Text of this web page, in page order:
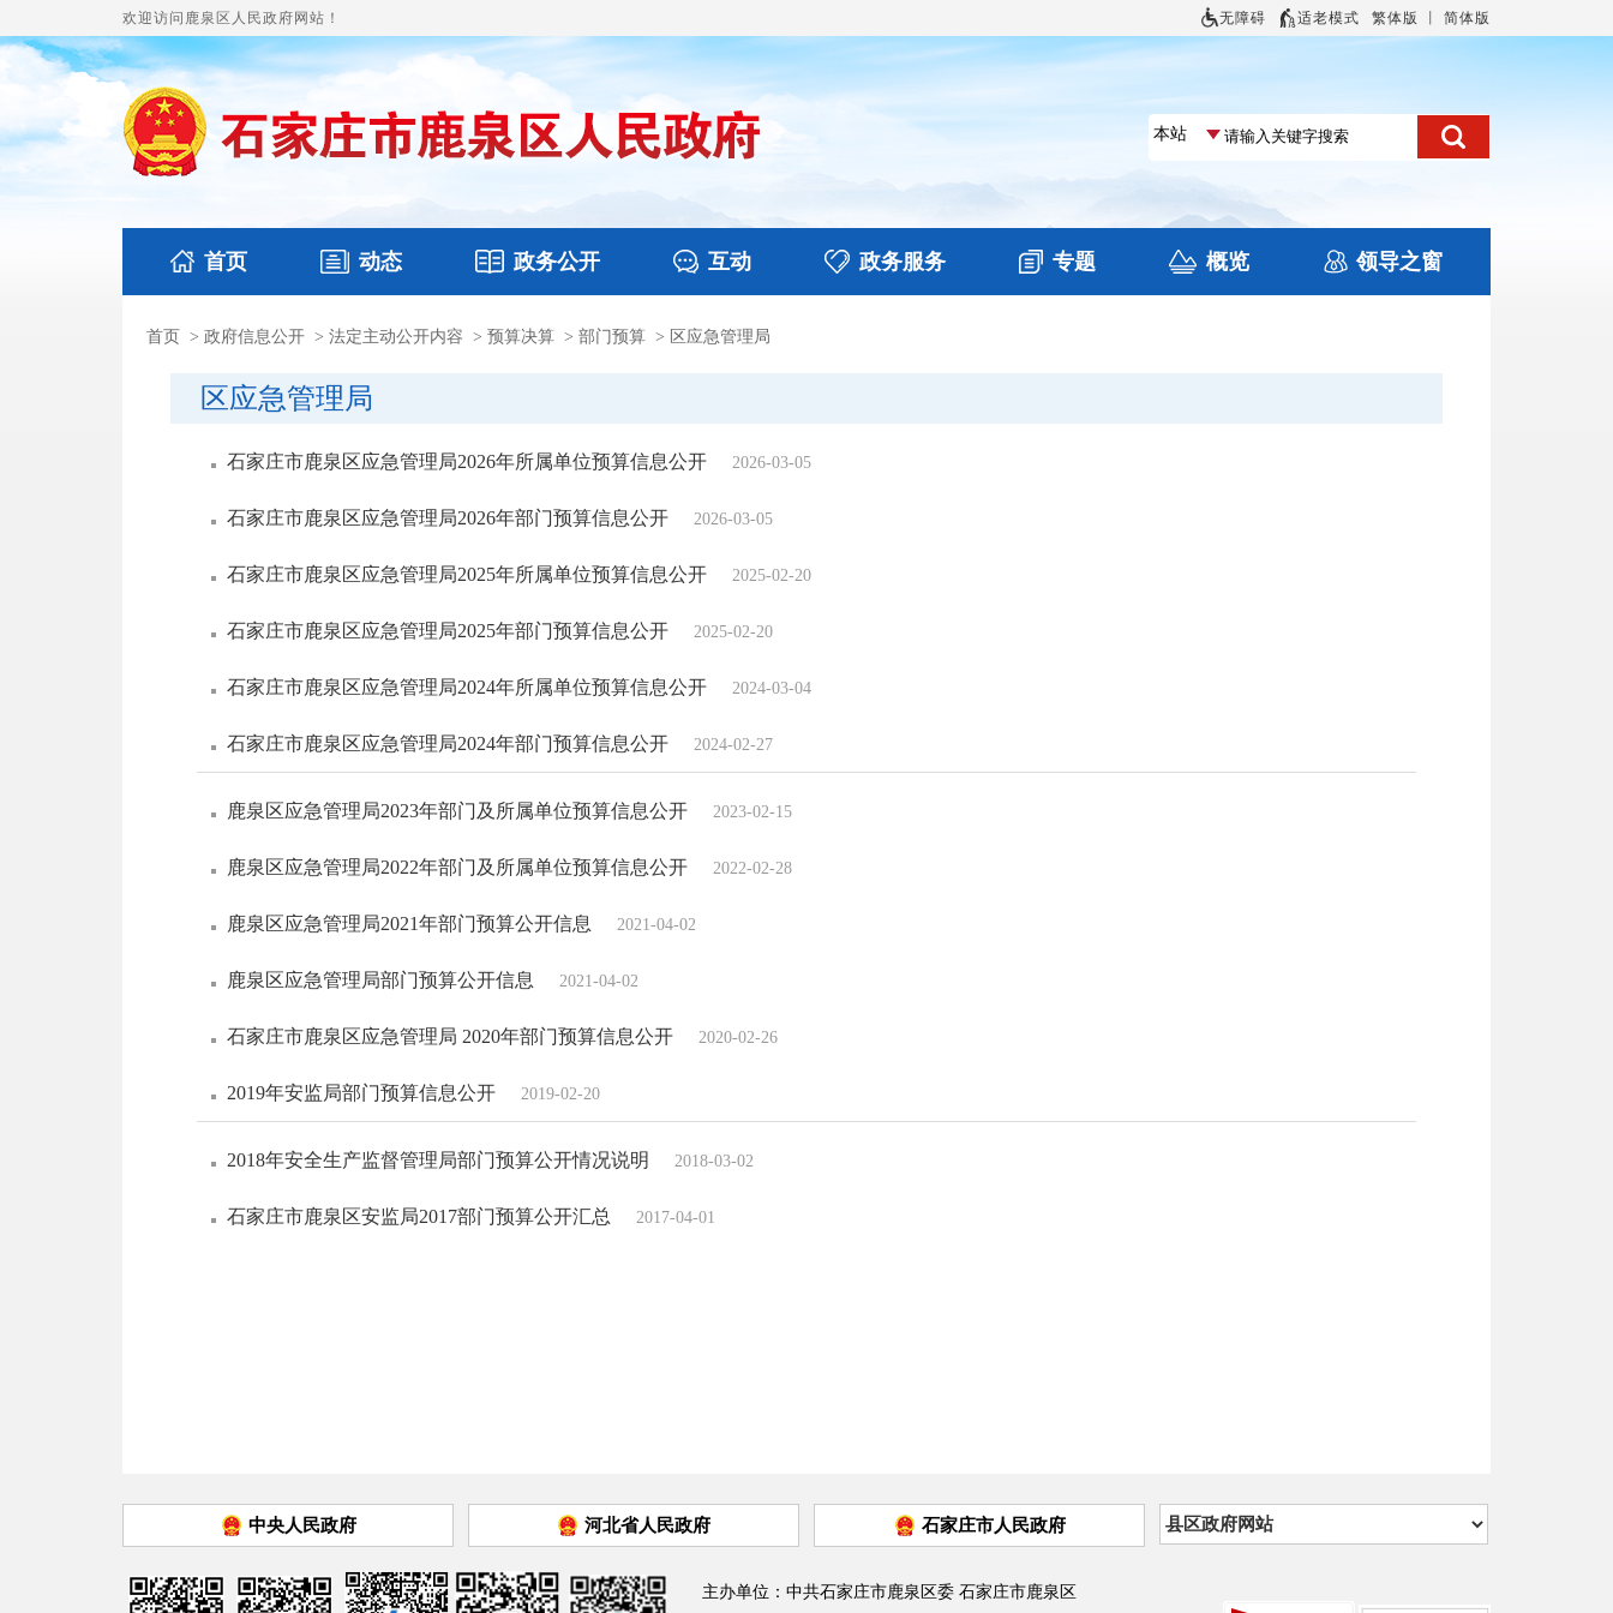
欢迎访问鹿泉区人民政府网站！ 无障碍 适老模式 繁体版 简体版
首页 动态
国务要闻 鹿泉要闻 图片新闻 视频播报
政务公开
本区文件 财政预决算
互动
政务咨询
政务服务 专题
涉企收费目录清单
概览 领导之窗
首页 > 政府信息公开 > 法定主动公开内容 > 预算决算 > 部门预算 > 区应急管理局
区应急管理局
石家庄市鹿泉区应急管理局2026年所属单位预算信息公开 2026-03-05
石家庄市鹿泉区应急管理局2026年部门预算信息公开 2026-03-05
石家庄市鹿泉区应急管理局2025年所属单位预算信息公开 2025-02-20
石家庄市鹿泉区应急管理局2025年部门预算信息公开 2025-02-20
石家庄市鹿泉区应急管理局2024年所属单位预算信息公开 2024-03-04
石家庄市鹿泉区应急管理局2024年部门预算信息公开 2024-02-27
鹿泉区应急管理局2023年部门及所属单位预算信息公开 2023-02-15
鹿泉区应急管理局2022年部门及所属单位预算信息公开 2022-02-28
鹿泉区应急管理局2021年部门预算公开信息 2021-04-02
鹿泉区应急管理局部门预算公开信息 2021-04-02
石家庄市鹿泉区应急管理局 2020年部门预算信息公开 2020-02-26
2019年安监局部门预算信息公开 2019-02-20
2018年安全生产监督管理局部门预算公开情况说明 2018-03-02
石家庄市鹿泉区安监局2017部门预算公开汇总 2017-04-01